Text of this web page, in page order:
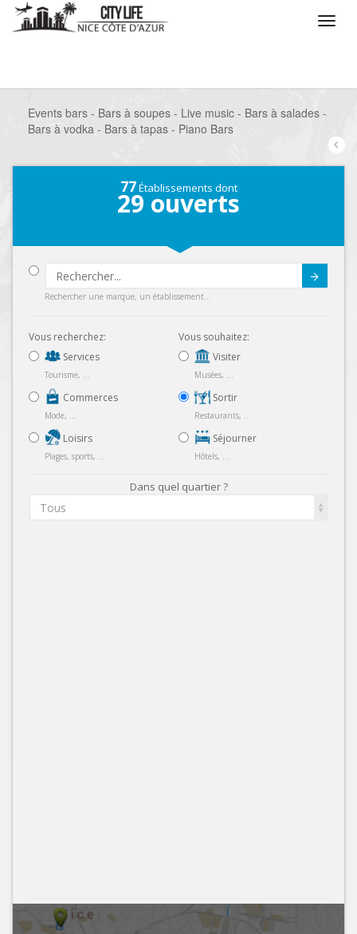
Events bars - Bars à soupes - Live music - Bars à salades -
Bars à vodka - Bars à tapas - Piano Bars
77Établissements dont
29 ouverts
Rechercher une marque, un établissement...
Vous recherchez:
Services
Tourisme, ...
Commerces
Mode, ...
Loisirs
Plages, sports, ...
Vous souhaitez:
Visiter
Musées, ...
Sortir
Restaurants, ...
Séjourner
Hôtels, ...
Dans quel quartier ?
Tous